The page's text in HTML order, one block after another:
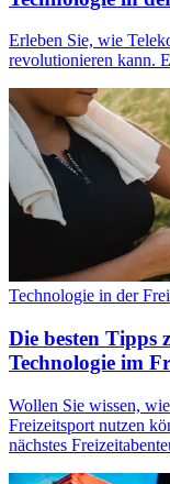
Erleben Sie, wie
revolutionieren kann.
Technologie in der
Die besten Tipps
Technologie im
Wollen Sie wissen,
Freizeitsport nutzen
nächstes